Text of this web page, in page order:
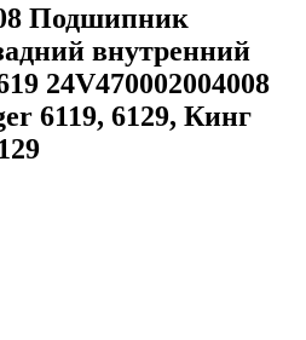
Подшипник
внутренний
24V470002004008
6119, 6129, Кинг